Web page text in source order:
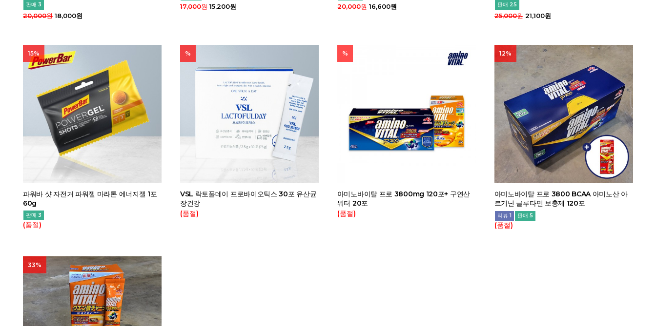
판매 3
20,000원 18,000원
17,000원15,200원 20,000원16,600원 판매 25
25,000원21,100원
파워바 샷 자전거 파워젤 마라톤 에너지젤 1포
60g
판매 3
15%
(품절)
VSL 락토풀데이 프로바이오틱스 30포 유산균
장건강
%
(품절)
아미노바이탈 프로 3800mg 120포+ 구연산
워터 20포
%
(품절)
아미노바이탈 프로 3800 BCAA 아미노산 아
르기닌 글루타민 보충제 120포
리뷰 1 판매 5
12%
(품절)
33%